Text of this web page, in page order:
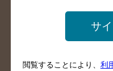
店舗登録方法のご案
掲
サ
閲覧することにより、 利